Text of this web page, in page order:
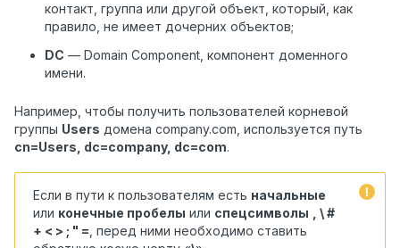
контакт, группа или другой объект, который, как
правило, не имеет дочерних объектов;
DC — Domain Component, компонент доменного
имени.
Например, чтобы получить пользователей корневой
группы Users домена company.com, используется путь
cn=Users, dc=company, dc=com.
Если в пути к пользователям есть начальные
или конечные пробелы или спецсимволы
, \ #
+ < > ; " = , перед ними необходимо ставить